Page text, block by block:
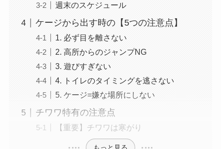
週末のスケジュール
ケージから出す時の【5つの注意点】
1. 必ず目を離さない
2. 高所からのジャンプNG
3. 遊びすぎない
4. トイレのタイミングを逃さない
5. ケージ=嫌な場所にしない
チワワ特有の注意点
【重要】チワワは寒がり